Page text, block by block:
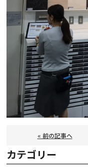
« 前の記事へ
カテゴリー